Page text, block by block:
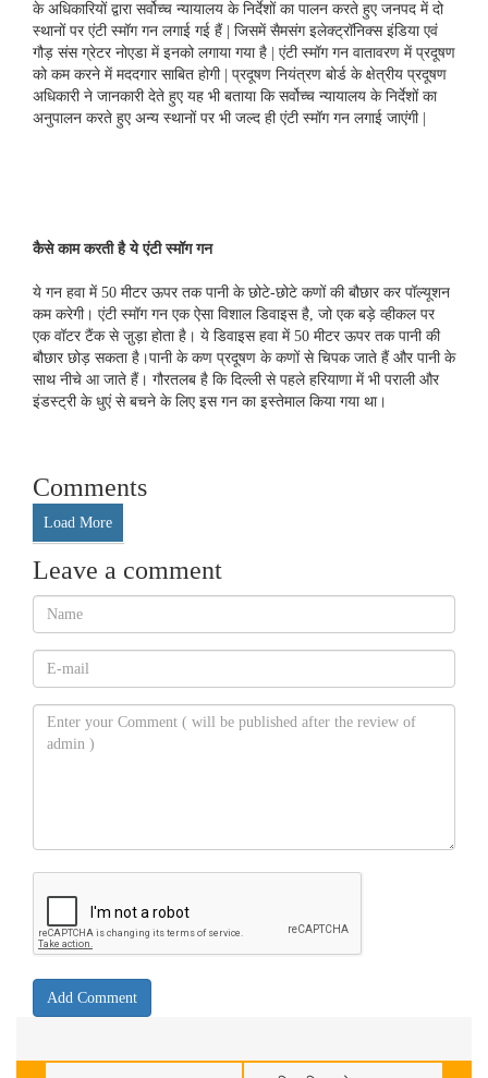
के अधिकारियों द्वारा सर्वोच्च न्यायालय के निर्देशों का पालन करते हुए जनपद में दो
स्थानों पर एंटी स्मॉग गन लगाई गई हैं | जिसमें सैमसंग इलेक्ट्रॉनिक्स इंडिया एवं
गौड़ संस ग्रेटर नोएडा में इनको लगाया गया है | एंटी स्मॉग गन वातावरण में प्रदूषण
को कम करने में मददगार साबित होगी | प्रदूषण नियंत्रण बोर्ड के क्षेत्रीय प्रदूषण
अधिकारी ने जानकारी देते हुए यह भी बताया कि सर्वोच्च न्यायालय के निर्देशों का
अनुपालन करते हुए अन्य स्थानों पर भी जल्द ही एंटी स्मॉग गन लगाई जाएंगी |
कैसे काम करती है ये एंटी स्मॉग गन
ये गन हवा में 50 मीटर ऊपर तक पानी के छोटे-छोटे कणों की बौछार कर पॉल्यूशन
कम करेगी। एंटी स्मॉग गन एक ऐसा विशाल डिवाइस है, जो एक बड़े व्हीकल पर
एक वॉटर टैंक से जु़ड़ा होता है। ये डिवाइस हवा में 50 मीटर ऊपर तक पानी की
बौछार छोड़ सकता है।पानी के कण प्रदूषण के कणों से चिपक जाते हैं और पानी के
साथ नीचे आ जाते हैं। गौरतलब है कि दिल्ली से पहले हरियाणा में भी पराली और
इंडस्ट्री के धुएं से बचने के लिए इस गन का इस्तेमाल किया गया था।
Comments
Load More
Leave a comment